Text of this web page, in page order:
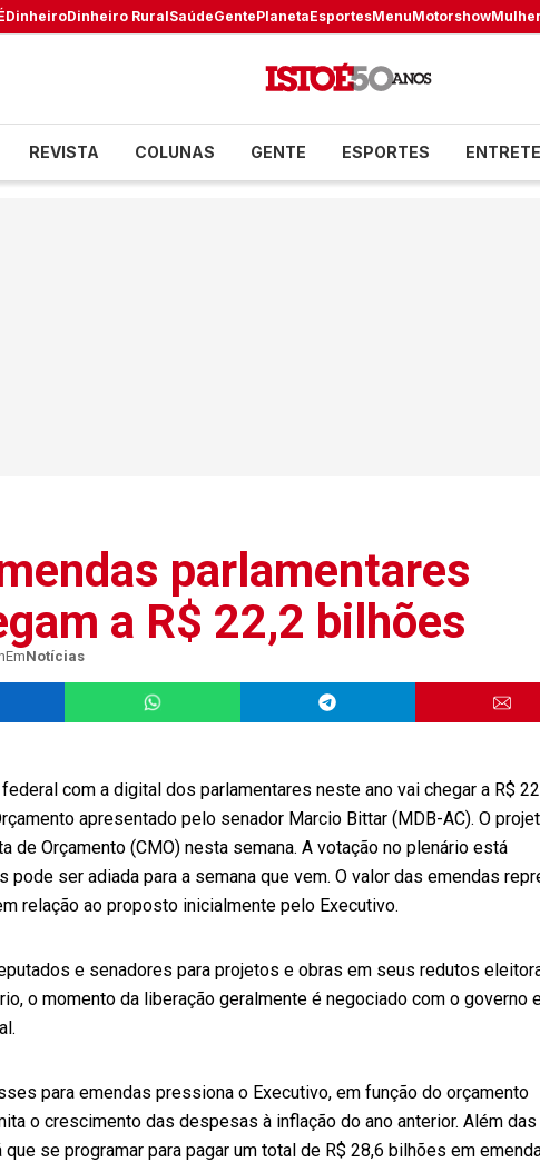
DinheiroDinheiro RuralSaúdeGentePlanetaEsportesMenuMotorshowMulher
REVISTA COLUNAS GENTE ESPORTES
parlamentares
a R$ 22,2 bilhões
EmNotícias
com a digital dos parlamentares neste ano vai chegar a R$
apresentado pelo senador Marcio Bittar (MDB-AC). O
Orçamento (CMO) nesta semana. A votação no plenário está
pode ser adiada para a semana que vem. O valor das emendas
relação ao proposto inicialmente pelo Executivo.
e senadores para projetos e obras em seus redutos
o momento da liberação geralmente é negociado com o governo
para emendas pressiona o Executivo, em função do orçamento
o crescimento das despesas à inflação do ano anterior. Além das
se programar para pagar um total de R$ 28,6 bilhões em